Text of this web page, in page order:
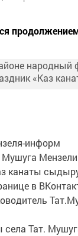
информ
Мушуга
канаты
в
села Тат.